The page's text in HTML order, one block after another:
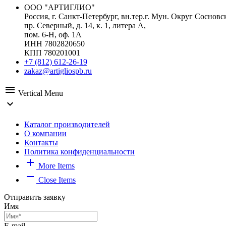
ООО "АРТИГЛИО"
Россия, г. Санкт-Петербург, вн.тер.г. Мун. Округ
пр. Северный, д. 14, к. 1, литера А,
пом. 6-Н, оф. 1А
ИНН 7802820650
КПП 780201001
+7 (812) 612-26-19
zakaz@artigliospb.ru
menu Vertical Menu
expand_more
Каталог производителей
О компании
Контакты
Политика конфиденциальности
add More Items
remove Close Items
Отправить заявку
Имя